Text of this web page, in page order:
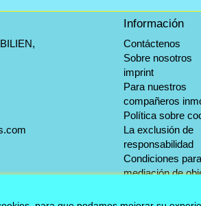
Información
Contáctenos
Sobre nosotros
imprint
Para nuestros
compañeros
Política sobre
La exclusión de
responsabilidad
Condiciones
mediación de
Servicio de